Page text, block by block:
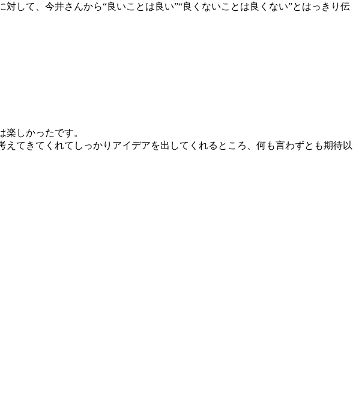
して、今井さんから“良いことは良い”“良くないことは良くない”とはっきり伝
しかったです。
てきてくれてしっかりアイデアを出してくれるところ、何も言わずとも期待以